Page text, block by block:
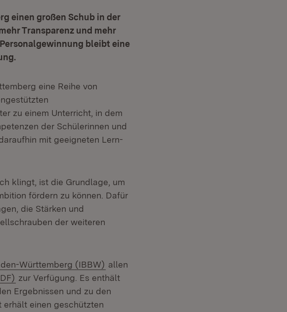
einen großen Schub in der
Transparenz und mehr
bleibt eine
eine Reihe von
zu einem Unterricht, in dem
der Schülerinnen und
mit geeigneten Lern-
klingt, ist die Grundlage, um
fördern zu können. Dafür
die Stärken und
der weiteren
Württemberg (IBBW) (Öffnet in neuem Fenster)
allen
(Öffnet in neuem Fenster)
zur Verfügung. Es enthält
Ergebnissen und zu den
erhält einen geschützten